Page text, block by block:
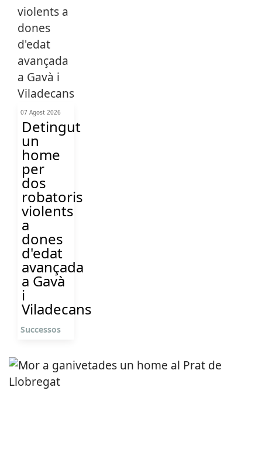
07 Agost 2026
Detingut
un
home
per
dos
robatoris
violents
a
dones
d'edat
avançada
a Gavà
i
Viladecans
Successos